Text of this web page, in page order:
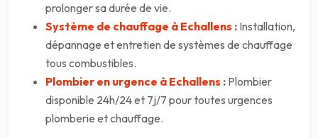
prolonger sa durée de vie.
Système de chauffage à Echallens : Installation,
dépannage et entretien de systèmes de chauffage
tous combustibles.
Plombier en urgence à Echallens : Plombier
disponible 24h/24 et 7j/7 pour toutes urgences
plomberie et chauffage.